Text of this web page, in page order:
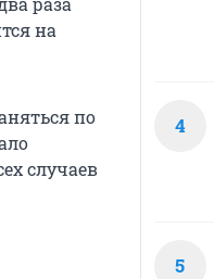
на
по
случаев
4
5